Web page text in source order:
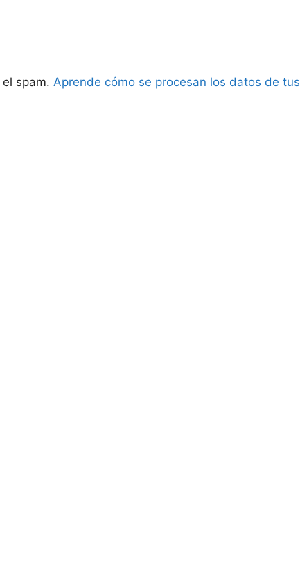
spam. Aprende cómo se procesan los datos de tus